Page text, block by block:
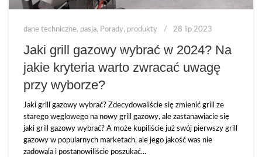
dane techniczne, pasja, Porady, produkty 28 lip 2023
Jaki grill gazowy wybrać w 2024? Na
jakie kryteria warto zwracać uwagę
przy wyborze?
Jaki grill gazowy wybrać? Zdecydowaliście się zmienić grill ze
starego węglowego na nowy grill gazowy, ale zastanawiacie się
jaki grill gazowy wybrać? A może kupiliście już swój pierwszy grill
gazowy w popularnych marketach, ale jego jakość was nie
zadowala i postanowiliście poszukać...